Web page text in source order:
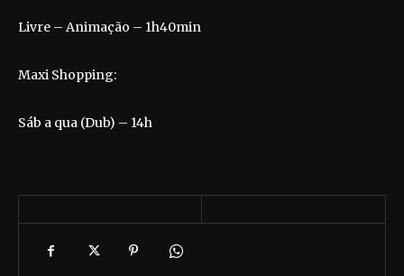
Livre – Animação – 1h40min
Maxi Shopping:
Sáb a qua (Dub) – 14h